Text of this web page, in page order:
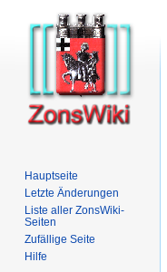
Hauptseite
Letzte Änderungen
Liste aller ZonsWiki-
Seiten
Zufällige Seite
Hilfe